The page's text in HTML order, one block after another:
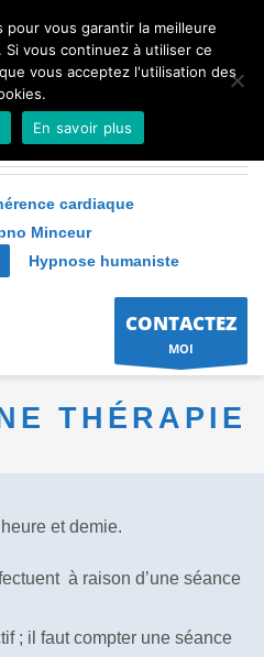
cardiaque
Minceur
Hypnose humaniste
CONTACTEZ
MOI
THÉRAPIE
et demie.
à raison d’une séance
; il faut compter une séance
vous garantir la meilleure
vous continuez à utiliser ce
vous acceptez l'utilisation des
En savoir plus